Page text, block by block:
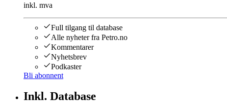
inkl. mva
Full tilgang til database
Alle nyheter fra Petro.no
Kommentarer
Nyhetsbrev
Podkaster
Bli abonnent
Inkl. Database